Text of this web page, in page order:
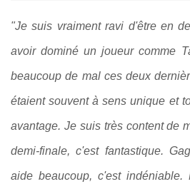
"Je suis vraiment ravi d'être en
avoir dominé un joueur comme
beaucoup de mal ces deux
étaient souvent à sens unique et
avantage. Je suis très content de
demi-finale, c'est fantastique.
aide beaucoup, c'est